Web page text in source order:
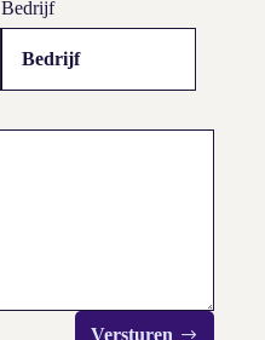
Bedrijf
Versturen